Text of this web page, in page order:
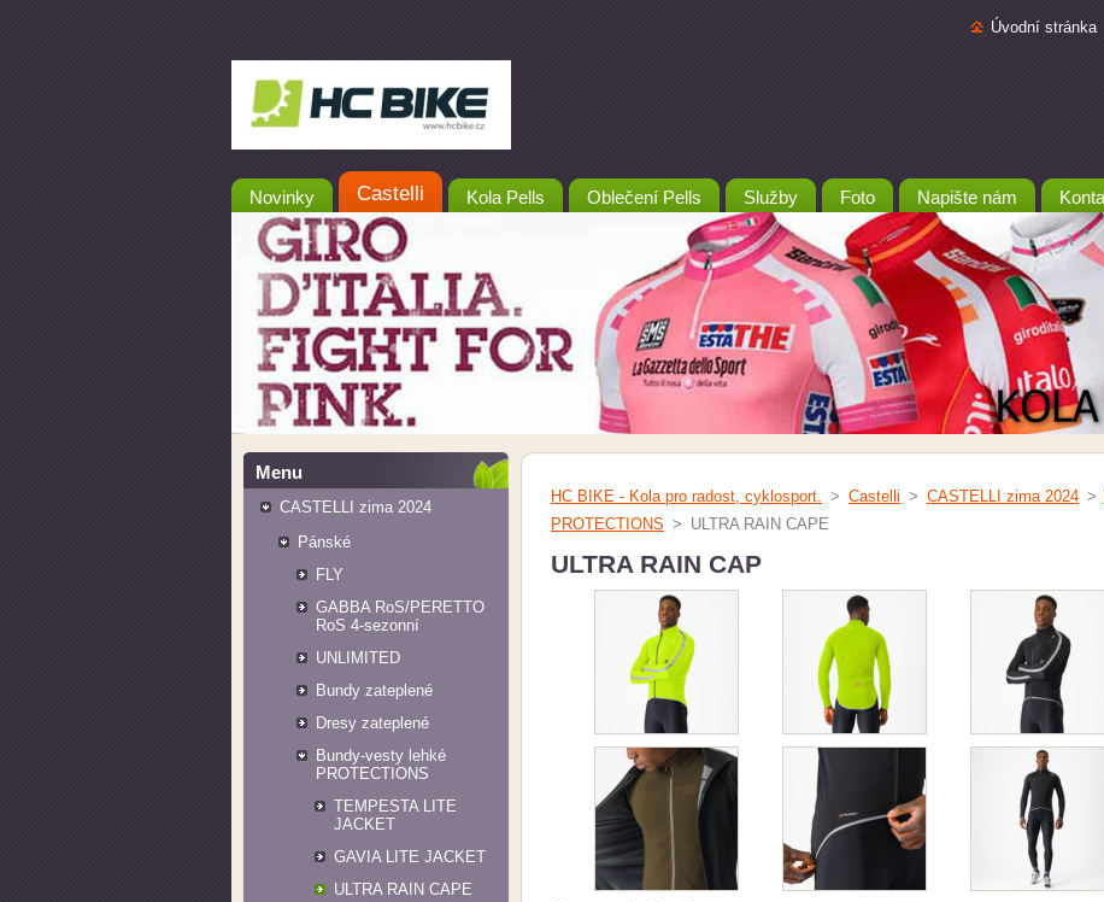
Úvodní stránka
Novinky Castelli Kola Pells Oblečení Pells Služby Foto Napište nám
Menu
CASTELLI zima 2024
Pánské
FLY
GABBA RoS/PERETTO
RoS 4-sezonní
UNLIMITED
Bundy zateplené
Dresy zateplené
Bundy-vesty lehké
PROTECTIONS
TEMPESTA LITE
JACKET
GAVIA LITE JACKET
ULTRA RAIN CAPE
HC BIKE - Kola pro radost, cyklosport. > Castelli > CASTELLI zima 2024 >
PROTECTIONS > ULTRA RAIN CAPE
ULTRA RAIN CAP